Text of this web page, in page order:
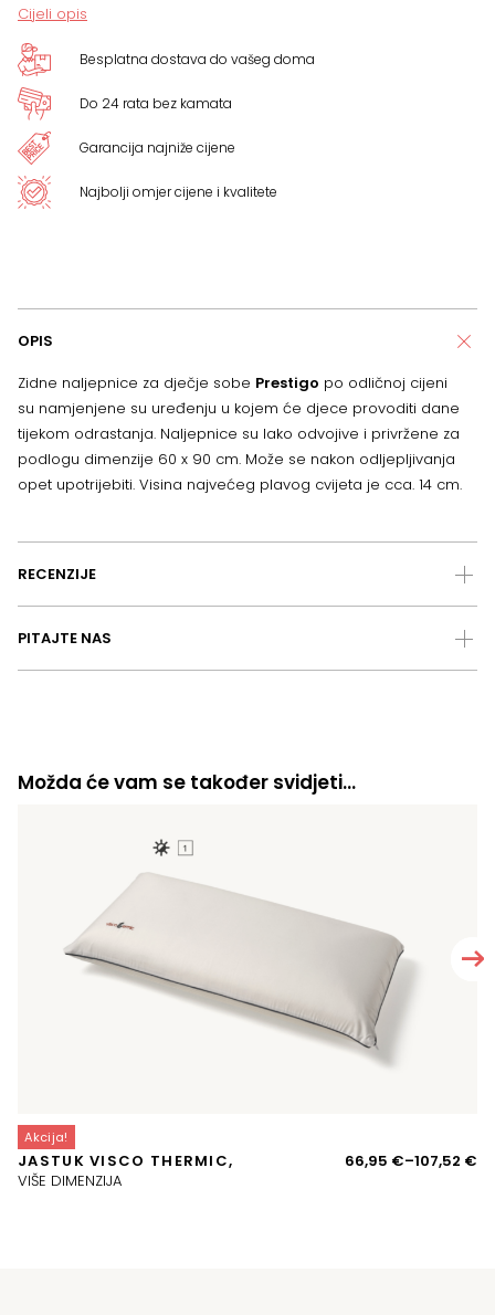
Cijeli opis
Besplatna dostava do vašeg doma
Do 24 rata bez kamata
Garancija najniže cijene
Najbolji omjer cijene i kvalitete
OPIS
Zidne naljepnice za dječje sobe Prestigo po odličnoj cijeni
su namjenjene su uređenju u kojem će djece provoditi dane
tijekom odrastanja. Naljepnice su lako odvojive i privržene za
podlogu dimenzije 60 x 90 cm. Može se nakon odljepljivanja
opet upotrijebiti. Visina najvećeg plavog cvijeta je cca. 14 cm.
RECENZIJE
PITAJTE NAS
Možda će vam se također svidjeti…
Akcija!
JASTUK VISCO THERMIC,
VIŠE DIMENZIJA
66,95 €–107,52 €